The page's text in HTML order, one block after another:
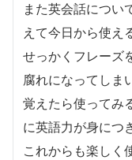
また英会話につい
えて今日から使え
せっかくフレーズ
腐れになってしま
覚えたら使ってみ
に英語力が身につ
これからも楽しく